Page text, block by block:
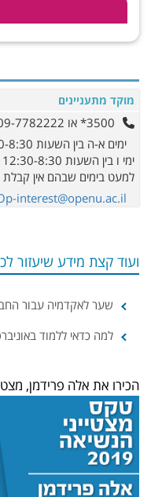
מוקד מתעניינים
3500* או 09-7782222, שלוחה 2
ימים א-ה בין השעות 20:00-8:30
ימי ו בין השעות 12:30-8:30
למעט בימים שבהם אין קבלת
interest@openu.ac.il
ועוד קצת מידע שיעזור
שער לאקדמיה עבור
למה כדאי ללמוד
הכירו את אלה פרידמן,